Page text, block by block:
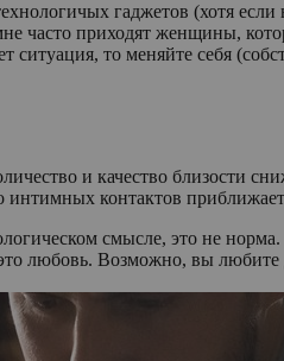
гаджетов (хотя
часто приходят женщины,
то меняйте себя
и качество близости
интимных контактов
смысле, это не
любовь. Возможно, вы